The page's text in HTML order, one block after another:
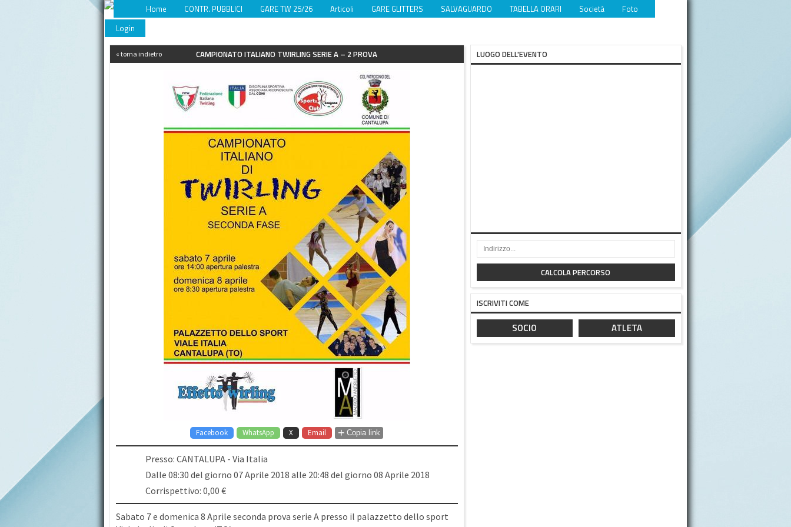
Home CONTR. PUBBLICI GARE TW 25/26 Articoli GARE GLITTERS SALVAGUARDO TABELLA ORARI Società Foto
Login
« torna indietro CAMPIONATO ITALIANO TWIRLING SERIE A – 2 PROVA
Facebook WhatsApp X Email + Copia link
Presso: CANTALUPA - Via Italia
Dalle 08:30 del giorno 07 Aprile 2018 alle 20:48 del giorno 08 Aprile 2018
Corrispettivo: 0,00 €
Sabato 7 e domenica 8 Aprile seconda prova serie A presso il palazzetto dello sport
LUOGO DELL'EVENTO
CALCOLA PERCORSO
ISCRIVITI COME
SOCIO ATLETA